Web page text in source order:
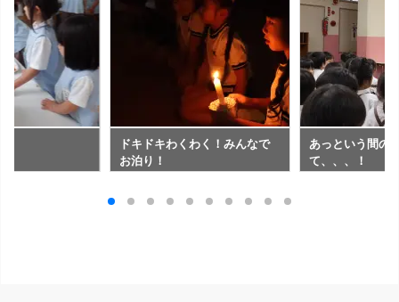
ドキドキわくわく！みんなで
お泊り！
あっという間の
て、、、！